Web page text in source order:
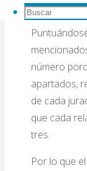
Buscar
Buscar:(10%
número
apartados,
de cada
que cada
tres.
Por lo que